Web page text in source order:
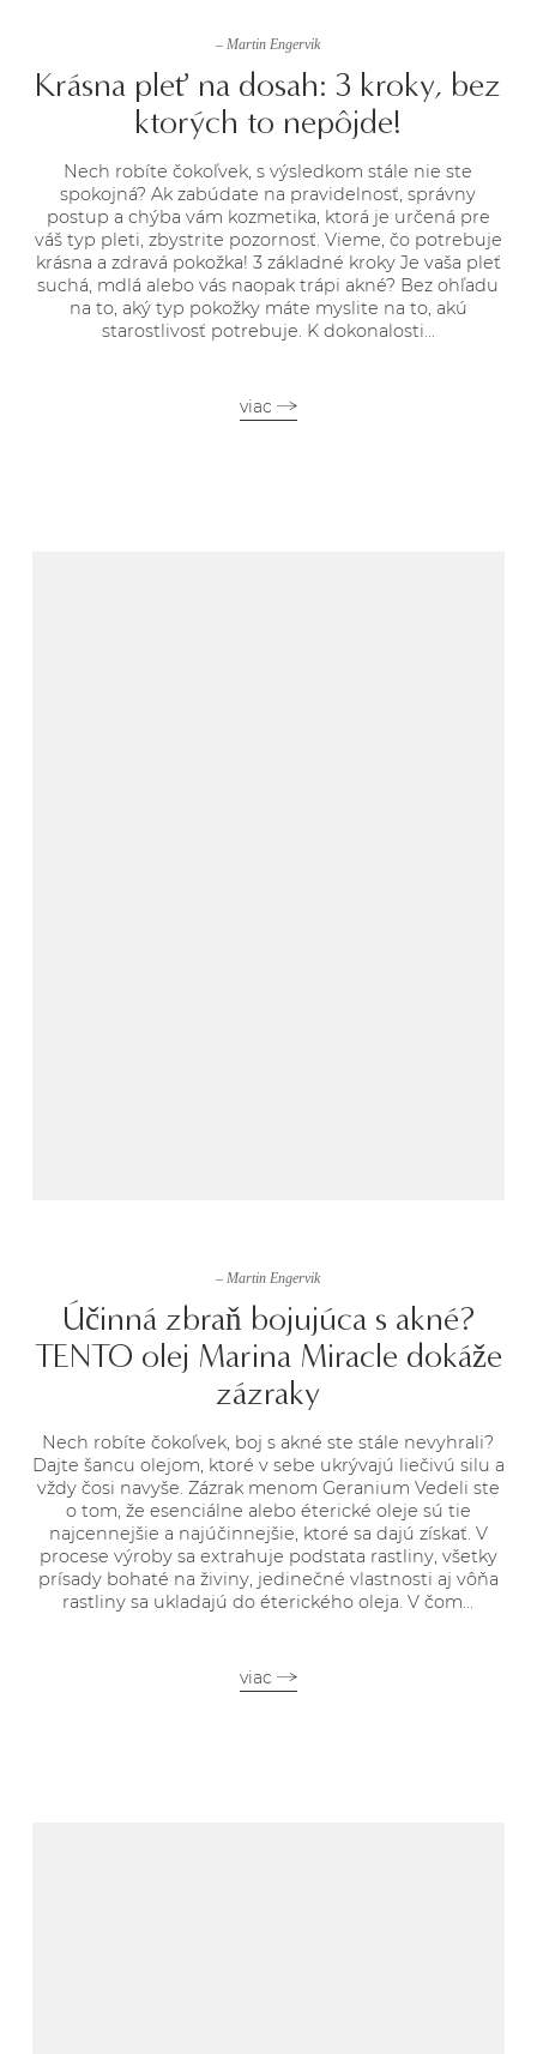
– Martin Engervik
Krásna pleť na dosah: 3 kroky, bez
ktorých to nepôjde!
Nech robíte čokoľvek, s výsledkom stále nie ste
spokojná? Ak zabúdate na pravidelnosť, správny
postup a chýba vám kozmetika, ktorá je určená pre
váš typ pleti, zbystrite pozornosť. Vieme, čo potrebuje
krásna a zdravá pokožka! 3 základné kroky Je vaša pleť
suchá, mdlá alebo vás naopak trápi akné? Bez ohľadu
na to, aký typ pokožky máte myslite na to, akú
starostlivosť potrebuje. K dokonalosti...
viac
– Martin Engervik
Účinná zbraň bojujúca s akné?
TENTO olej Marina Miracle dokáže
zázraky
Nech robíte čokoľvek, boj s akné ste stále nevyhrali?
Dajte šancu olejom, ktoré v sebe ukrývajú liečivú silu a
vždy čosi navyše. Zázrak menom Geranium Vedeli ste
o tom, že esenciálne alebo éterické oleje sú tie
najcennejšie a najúčinnejšie, ktoré sa dajú získať. V
procese výroby sa extrahuje podstata rastliny, všetky
prísady bohaté na živiny, jedinečné vlastnosti aj vôňa
rastliny sa ukladajú do éterického oleja. V čom...
viac